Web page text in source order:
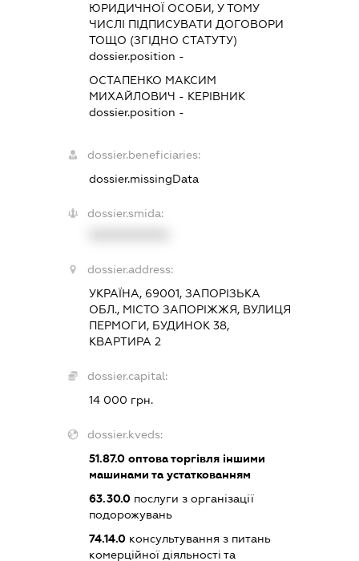
ЮРИДИЧНОЇ ОСОБИ, У ТОМУ
ЧИСЛІ ПІДПИСУВАТИ ДОГОВОРИ
ТОЩО (ЗГІДНО СТАТУТУ)
dossier.position -
ОСТАПЕНКО МАКСИМ
МИХАЙЛОВИЧ - КЕРІВНИК
dossier.position -
dossier.beneficiaries:
dossier.missingData
dossier.smida:
dossier.address:
УКРАЇНА, 69001, ЗАПОРІЗЬКА
ОБЛ., МІСТО ЗАПОРІЖЖЯ, ВУЛИЦЯ
ПЕРМОГИ, БУДИНОК 38,
КВАРТИРА 2
dossier.capital:
14 000 грн.
dossier.kveds:
51.87.0оптова торгівля іншими
машинами та устаткованням
63.30.0послуги з організації
подорожувань
74.14.0консультування з питань
комерційної діяльності та